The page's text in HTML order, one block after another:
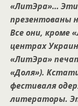
«ЛитЭра»…
презентованы
Все они, кроме
центрах
«ЛитЭра»
«Доля»).
фестиваля
литераторы.